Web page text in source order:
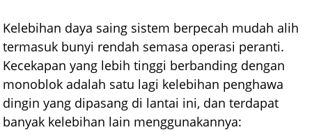
Kelebihan daya saing sistem berpecah mudah alih
termasuk bunyi rendah semasa operasi peranti.
Kecekapan yang lebih tinggi berbanding dengan
monoblok adalah satu lagi kelebihan penghawa
dingin yang dipasang di lantai ini, dan terdapat
banyak kelebihan lain menggunakannya: